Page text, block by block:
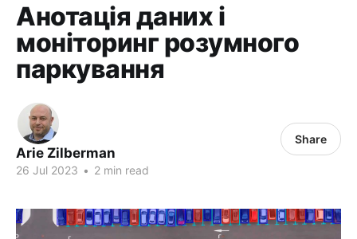
Анотація даних і
моніторинг розумного
паркування
Arie Zilberman
26 Jul 2023 • 2 min read
Share